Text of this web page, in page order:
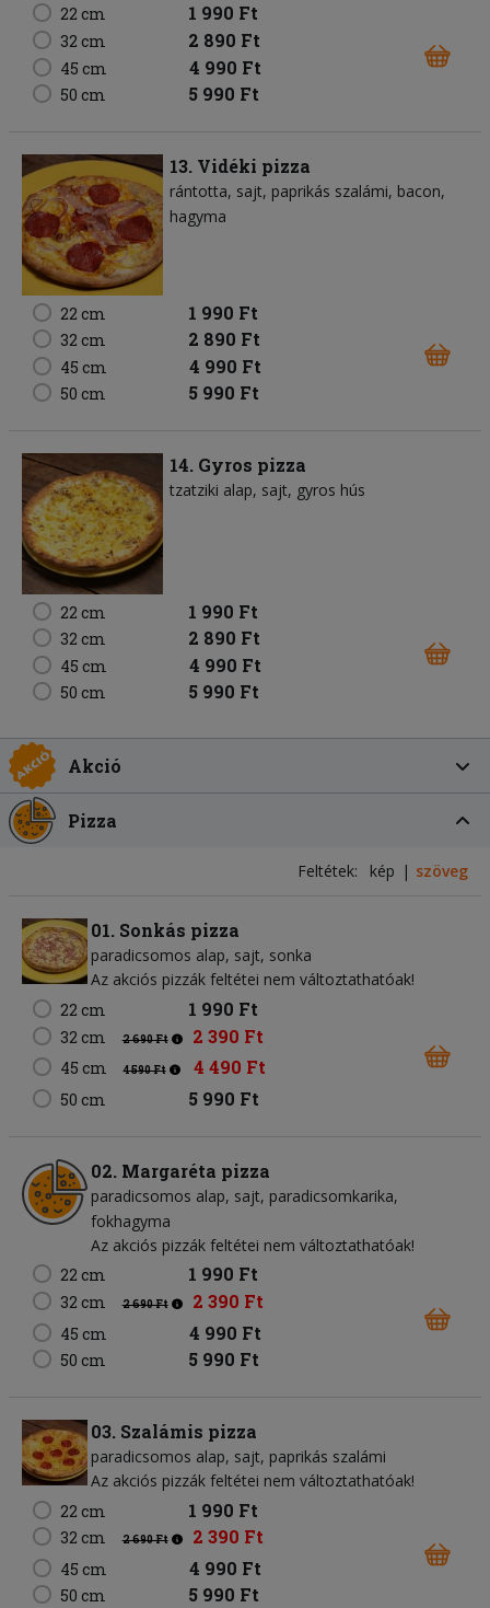
22 cm 1 990 Ft
32 cm 2 890 Ft
45 cm 4 990 Ft
50 cm 5 990 Ft
13. Vidéki pizza
rántotta sajt paprikás szalámi bacon
hagyma
22 cm 1 990 Ft
32 cm 2 890 Ft
45 cm 4 990 Ft
50 cm 5 990 Ft
14. Gyros pizza
tzatziki alap sajt gyros hús
22 cm 1 990 Ft
32 cm 2 890 Ft
45 cm 4 990 Ft
50 cm 5 990 Ft
Akció
Pizza
Feltétek: kép szöveg
01. Sonkás pizza
paradicsomos alap sajt sonka
Az akciós pizzák feltétei nem változtathatóak!
22 cm
1 990 Ft
32 cm 2 690 Ft 2 390 Ft
45 cm 4 590 Ft 4 490 Ft
50 cm 5 990 Ft
02. Margaréta pizza
paradicsomos alap sajt paradicsomkarika
fokhagyma
Az akciós pizzák feltétei nem változtathatóak!
22 cm
1 990 Ft
32 cm 2 690 Ft 2 390 Ft
45 cm 4 990 Ft
50 cm 5 990 Ft
03. Szalámis pizza
paradicsomos alap sajt paprikás szalámi
Az akciós pizzák feltétei nem változtathatóak!
22 cm
1 990 Ft
32 cm 2 690 Ft 2 390 Ft
45 cm 4 990 Ft
50 cm 5 990 Ft